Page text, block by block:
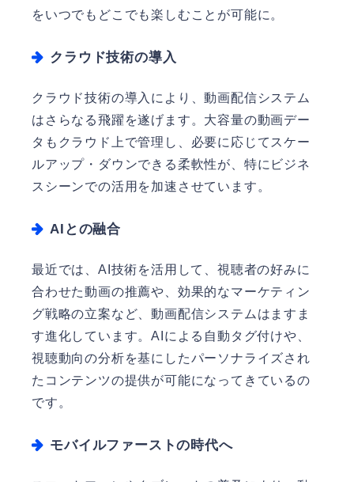
をいつでもどこでも楽しむことが可能に。
クラウド技術の導入
クラウド技術の導入により、動画配信システム
はさらなる飛躍を遂げます。大容量の動画デー
タもクラウド上で管理し、必要に応じてスケー
ルアップ・ダウンできる柔軟性が、特にビジネ
スシーンでの活用を加速させています。
AIとの融合
最近では、AI技術を活用して、視聴者の好みに
合わせた動画の推薦や、効果的なマーケティン
グ戦略の立案など、動画配信システムはますま
す進化しています。AIによる自動タグ付けや、
視聴動向の分析を基にしたパーソナライズされ
たコンテンツの提供が可能になってきているの
です。
モバイルファーストの時代へ